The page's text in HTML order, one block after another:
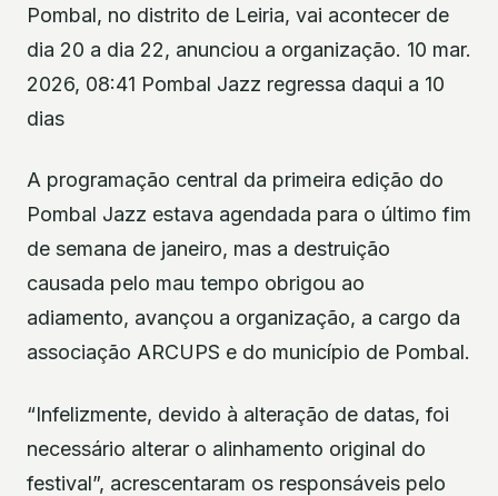
Pombal, no distrito de Leiria, vai acontecer de
dia 20 a dia 22, anunciou a organização. 10 mar.
2026, 08:41 Pombal Jazz regressa daqui a 10
dias
A programação central da primeira edição do
Pombal Jazz estava agendada para o último fim
de semana de janeiro, mas a destruição
causada pelo mau tempo obrigou ao
adiamento, avançou a organização, a cargo da
associação ARCUPS e do município de Pombal.
“Infelizmente, devido à alteração de datas, foi
necessário alterar o alinhamento original do
festival”, acrescentaram os responsáveis pelo